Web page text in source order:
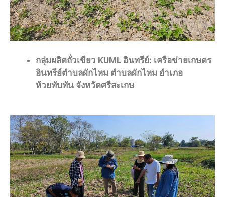
กลุ่มผลิตถั่วเขียว KUML อินทรีย์: เครือข่ายเกษตร
อินทรีย์ตำบลผักไหม ตำบลผักไหม อำเภอ
ห้วยทับทัน จังหวัดศรีสะเกษ